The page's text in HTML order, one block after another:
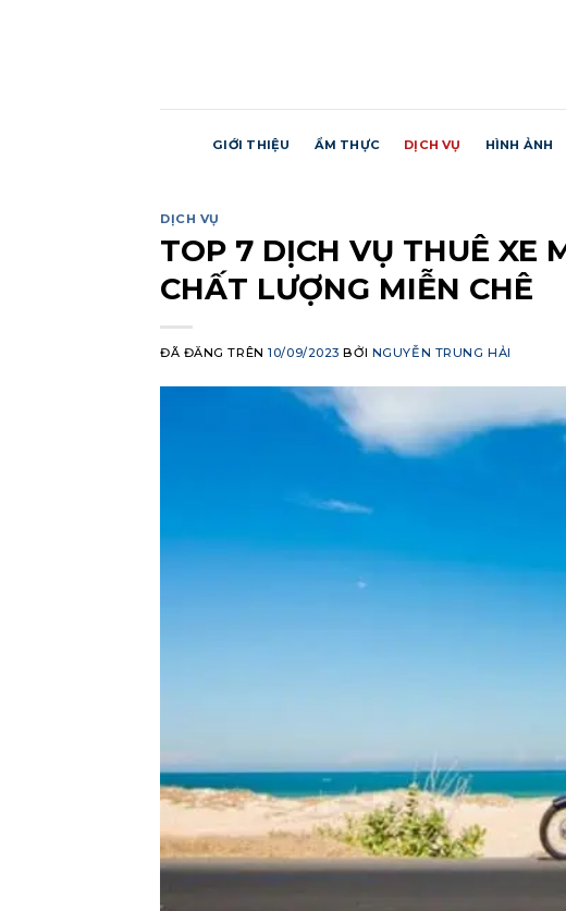
GIỚI THIỆU ẨM THỰC DỊCH VỤ HÌNH ẢNH
DỊCH VỤ
TOP 7 DỊCH VỤ THUÊ XE
CHẤT LƯỢNG MIỄN CHÊ
ĐÃ ĐĂNG TRÊN10/09/2023 BỞI NGUYỄN TRUNG HẢI